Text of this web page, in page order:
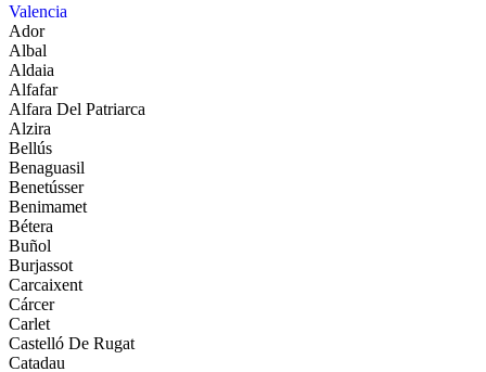
Valencia
Ador
Albal
Aldaia
Alfafar
Alfara Del Patriarca
Alzira
Bellús
Benaguasil
Benetússer
Benimamet
Bétera
Buñol
Burjassot
Carcaixent
Cárcer
Carlet
Castelló De Rugat
Catadau